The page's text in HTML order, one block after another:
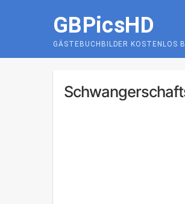
GBPicsHD
GÄSTEBUCHBILDER KOSTENLOS